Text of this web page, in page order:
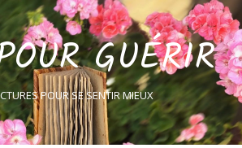
GUÉRIR
POUR SE SENTIR MIEUX